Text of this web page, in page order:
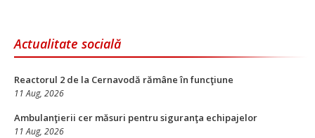
Actualitate socială
Reactorul 2 de la Cernavodă rămâne în funcţiune
11 Aug, 2026
Ambulanţierii cer măsuri pentru siguranţa echipajelor
11 Aug, 2026